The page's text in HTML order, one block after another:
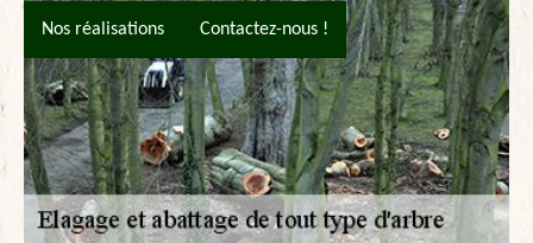
Nos réalisations Contactez-nous !